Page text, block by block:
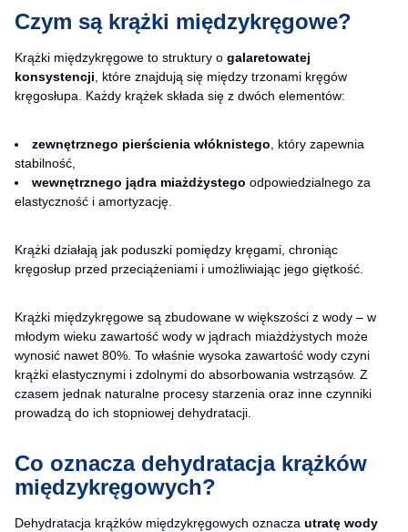
Czym są krążki międzykręgowe?
Krążki międzykręgowe to struktury o galaretowatej
konsystencji, które znajdują się między trzonami kręgów
kręgosłupa. Każdy krążek składa się z dwóch elementów:
zewnętrznego pierścienia włóknistego, który zapewnia
stabilność,
wewnętrznego jądra miażdżystego odpowiedzialnego za
elastyczność i amortyzację.
Krążki działają jak poduszki pomiędzy kręgami, chroniąc
kręgosłup przed przeciążeniami i umożliwiając jego giętkość.
Krążki międzykręgowe są zbudowane w większości z wody – w
młodym wieku zawartość wody w jądrach miażdżystych może
wynosić nawet 80%. To właśnie wysoka zawartość wody czyni
krążki elastycznymi i zdolnymi do absorbowania wstrząsów. Z
czasem jednak naturalne procesy starzenia oraz inne czynniki
prowadzą do ich stopniowej dehydratacji.
Co oznacza dehydratacja krążków
międzykręgowych?
Dehydratacja krążków międzykręgowych oznacza utratę wody